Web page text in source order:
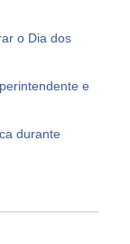
o Dia dos
e
durante